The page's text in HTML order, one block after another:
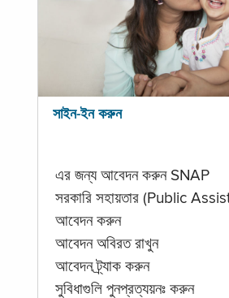
সাইন-ইন করুন
এর জন্য আবেদন করুন SNAP
সরকারি সহায়তার (Public
আবেদন করুন
আবেদন অবিরত রাখুন
আবেদন ট্র্যাক করুন
সুবিধাগুলি পুনপ্রত্যয়নঃ করুন